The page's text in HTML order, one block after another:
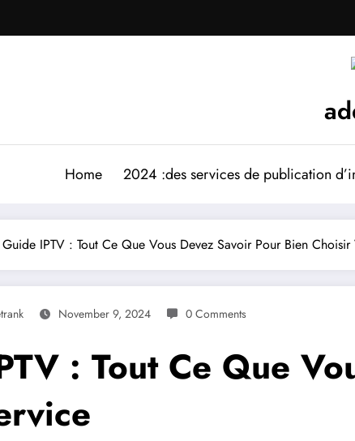
Home 2024 :des services de publication
Guide IPTV : Tout Ce Que Vous Devez Savoir Pour Bien
November 9, 2024 0 Comments
: Tout Ce Que